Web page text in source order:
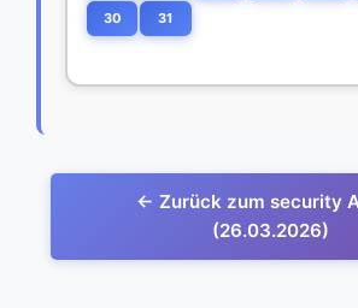
30 31
← Zurück zum security
(26.03.2026)